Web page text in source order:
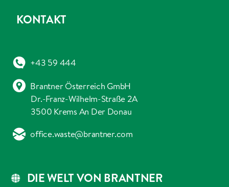
DIE WELT VON BRANTNER
KONTAKT
+43 59 444
Brantner Österreich GmbH
Dr.-Franz-Wilhelm-Straße 2A
3500 Krems An Der Donau
office.waste@brantner.com